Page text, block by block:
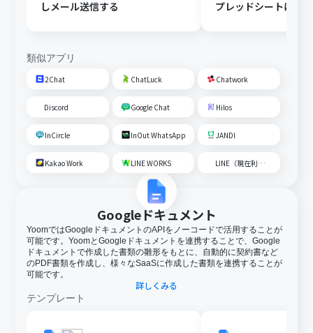
しメール送信する
プレッドシートにメ
類似アプリ
2Chat ChatLuck Chatwork
Discord Google Chat Hilos
InCircle InOut WhatsApp JANDI
Kakao Work LINE WORKS LINE（現在利用不可）
Googleドキュメント
YoomではGoogleドキュメントのAPIをノーコードで活用することが
可能です。YoomとGoogleドキュメントを連携することで、Google
ドキュメントで作成した書類の雛形をもとに、自動的に契約書など
のPDF書類を作成し、様々なSaaSに作成した書類を連携することが
可能です。
詳しくみる
テンプレート